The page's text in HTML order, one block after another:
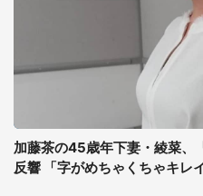
加藤茶の45歳年下妻・綾菜、
反響 「字がめちゃくちゃキレ